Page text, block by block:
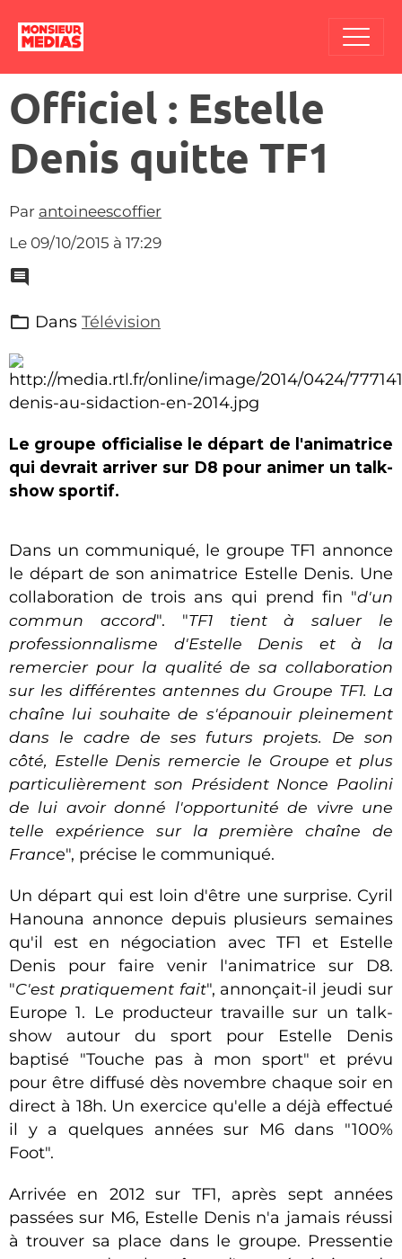
Officiel : Estelle
Denis quitte TF1
Par antoineescoffier
Le 09/10/2015 à 17:29
Dans Télévision
Le groupe officialise le départ de l'animatrice
qui devrait arriver sur D8 pour animer un talk-
show sportif.
Dans un communiqué, le groupe TF1 annonce
le départ de son animatrice Estelle Denis. Une
collaboration de trois ans qui prend fin "d'un
commun accord". "TF1 tient à saluer le
professionnalisme d'Estelle Denis et à la
remercier pour la qualité de sa collaboration
sur les différentes antennes du Groupe TF1. La
chaîne lui souhaite de s'épanouir pleinement
dans le cadre de ses futurs projets. De son
côté, Estelle Denis remercie le Groupe et plus
particulièrement son Président Nonce Paolini
de lui avoir donné l'opportunité de vivre une
telle expérience sur la première chaîne de
France", précise le communiqué.
Un départ qui est loin d'être une surprise. Cyril
Hanouna annonce depuis plusieurs semaines
qu'il est en négociation avec TF1 et Estelle
Denis pour faire venir l'animatrice sur D8.
"C'est pratiquement fait", annonçait-il jeudi sur
Europe 1. Le producteur travaille sur un talk-
show autour du sport pour Estelle Denis
baptisé "Touche pas à mon sport" et prévu
pour être diffusé dès novembre chaque soir en
direct à 18h. Un exercice qu'elle a déjà effectué
il y a quelques années sur M6 dans "100%
Foot".
Arrivée en 2012 sur TF1, après sept années
passées sur M6, Estelle Denis n'a jamais réussi
à trouver sa place dans le groupe. Pressentie